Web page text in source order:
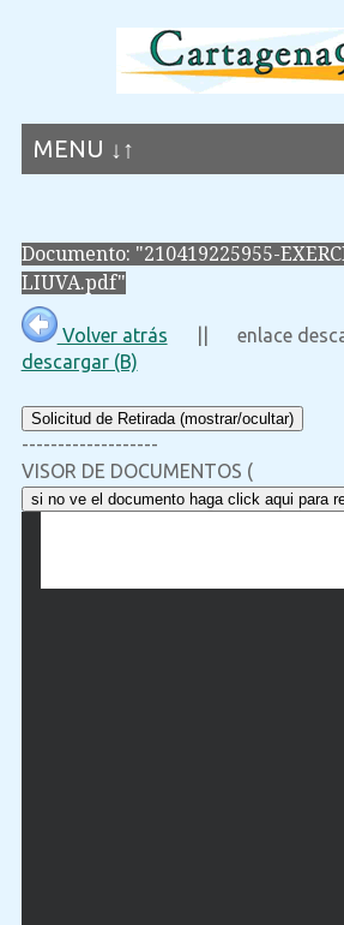
MENU ↓↑
Documento: "210419225955-
LIUVA.pdf"
Volver atrás || enlace
descargar (B)
Solicitud de Retirada (mostrar/ocultar)
-------------------
VISOR DE DOCUMENTOS (
si no ve el documento haga click aqui para